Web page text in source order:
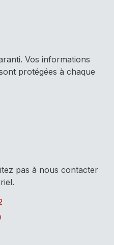
Vos informations
protégées à chaque
pas à nous contacter